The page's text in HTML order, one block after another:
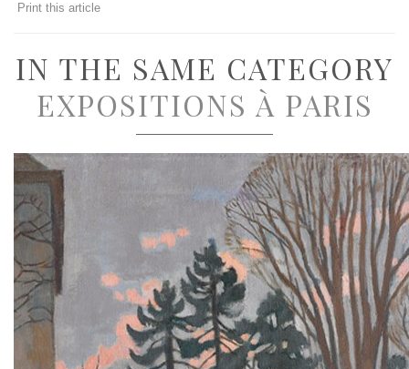
Print this article
IN THE SAME CATEGORY
EXPOSITIONS À PARIS